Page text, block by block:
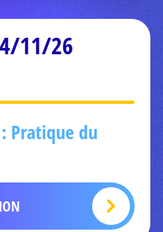
11/26
Pratique du